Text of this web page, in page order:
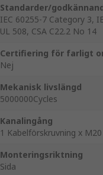
Standarder/
IEC 60255-7 Category 3,
UL 508, CSA C22.2 No 14
Certifiering för farligt
Nej
Mekanisk livslängd
5000000Cycles
Kanalingång
1 Kabelförskruvning x
Monteringsriktning
Sida